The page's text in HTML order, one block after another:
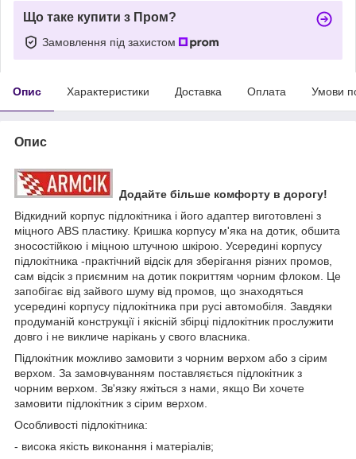
Що таке купити з Пром?
Замовлення під захистом
Опис Характеристики Доставка Оплата Умови
Опис
Додайте більше комфорту в дорогу!
Відкидний корпус підлокітника і його адаптер виготовлені з
міцного ABS пластику. Кришка корпусу м'яка на дотик, обшита
зносостійкою і міцною штучною шкірою. Усередині корпусу
підлокітника -практічний відсік для зберігання різних промов,
сам відсік з приємним на дотик покриттям чорним флоком. Це
запобігає від зайвого шуму від промов, що знаходяться
усередині корпусу підлокітника при русі автомобіля. Завдяки
продуманій конструкції і якісній збірці підлокітник прослужити
довго і не викличе нарікань у свого власника.
Підлокітник можливо замовити з чорним верхом або з сірим
верхом. За замовчуванням поставляється підлокітник з
чорним верхом. Зв'язку яжіться з нами, якщо Ви хочете
замовити підлокітник з сірим верхом.
Особливості підлокітника:
- висока якість виконання і матеріалів;